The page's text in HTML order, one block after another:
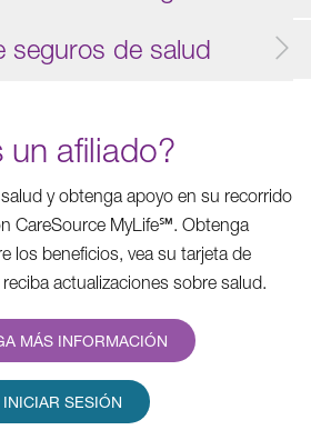
seguros de salud
un afiliado?
y obtenga apoyo en su recorrido
CareSource MyLife℠. Obtenga
los beneficios, vea su tarjeta de
actualizaciones sobre salud.
MÁS INFORMACIÓN
INICIAR SESIÓN